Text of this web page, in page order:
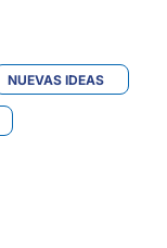
NUEVAS IDEAS